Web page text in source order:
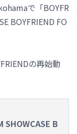
で「BOYFR
BOYFRIEND FO
の再始動
SHOWCASE B